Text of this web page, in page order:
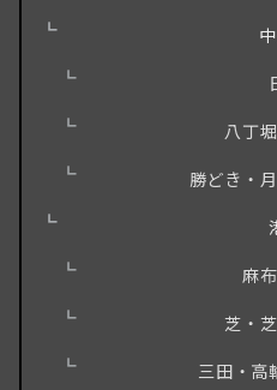
八丁
勝どき・
麻
芝・
三田・高